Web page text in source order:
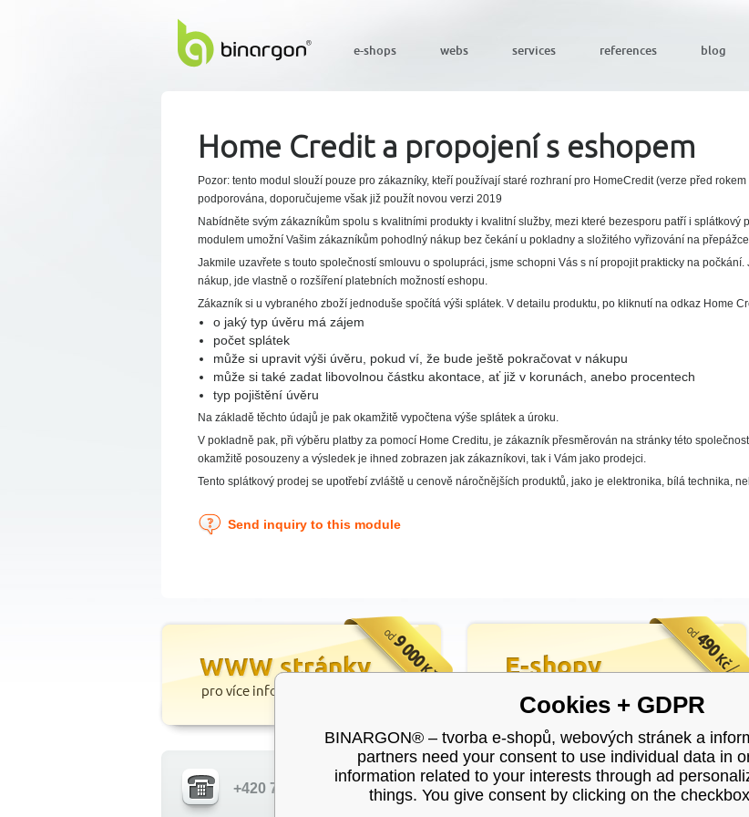
Home Credit a propojení s eshopem
Pozor: tento modul slouží pouze pro zákazníky, kteří používají staré rozhraní pro HomeCredit (verze před
podporována, doporučujeme však již použít novou verzi 2019
Nabídněte svým zákazníkům spolu s kvalitními produkty i kvalitní služby, mezi které bezesporu patří i
modulem umožní Vašim zákazníkům pohodlný nákup bez čekání u pokladny a složitého vyřizování na
Jakmile uzavřete s touto společností smlouvu o spolupráci, jsme schopni Vás s ní propojit prakticky na
nákup, jde vlastně o rozšíření platebních možností eshopu.
Zákazník si u vybraného zboží jednoduše spočítá výši splátek. V detailu produktu, po kliknutí na odkaz Home
o jaký typ úvěru má zájem
počet splátek
může si upravit výši úvěru, pokud ví, že bude ještě pokračovat v nákupu
může si také zadat libovolnou částku akontace, ať již v korunách, anebo procentech
typ pojištění úvěru
Na základě těchto údajů je pak okamžitě vypočtena výše splátek a úroku.
V pokladně pak, při výběru platby za pomocí Home Creditu, je zákazník přesměrován na stránky této
okamžitě posouzeny a výsledek je ihned zobrazen jak zákazníkovi, tak i Vám jako prodejci.
Tento splátkový prodej se upotřebí zvláště u cenově náročnějších produktů, jako je elektronika, bílá technika,
Send inquiry to this module
+420 724 844 329 obchod@binargon.cz facebook
e-shops webs services references blog
Cookies + GDPR
BINARGON® – tvorba e-shopů, webových stránek a
partners need your consent to use individual data in
information related to your interests through ad
things. You give consent by clicking on the